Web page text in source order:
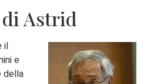
Astrid
il
e
della